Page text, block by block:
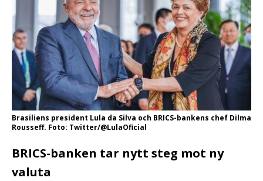
Brasiliens president Lula da Silva och BRICS-bankens chef Dilma
Rousseff. Foto: Twitter/@LulaOficial
BRICS-banken tar nytt steg mot ny
valuta